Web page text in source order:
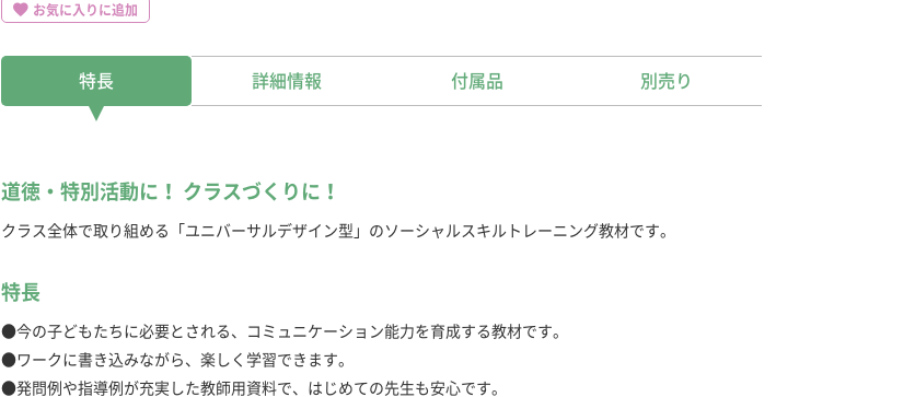
お気に入りに追加
特長 詳細情報 付属品 別売り
道徳・特別活動に！ クラスづくりに！
クラス全体で取り組める「ユニバーサルデザイン型」のソーシャルスキルトレーニング教材です。
特長
●今の子どもたちに必要とされる、コミュニケーション能力を育成する教材です。
●ワークに書き込みながら、楽しく学習できます。
●発問例や指導例が充実した教師用資料で、はじめての先生も安心です。